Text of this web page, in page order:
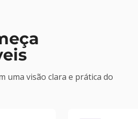
uma visão clara e prática do